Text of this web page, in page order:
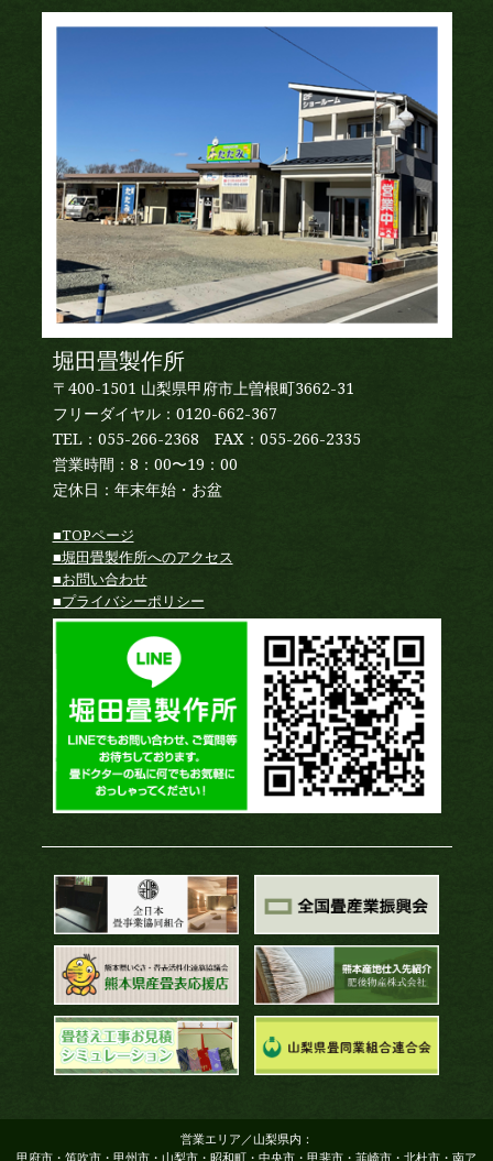
堀田畳製作所
〒400-1501 山梨県甲府市上曽根町3662-31
フリーダイヤル：0120-662-367
TEL：055-266-2368 FAX：055-266-2335
営業時間：8：00〜19：00
定休日：年末年始・お盆
■TOPページ
■堀田畳製作所へのアクセス
■お問い合わせ
■プライバシーポリシー
営業エリア／山梨県内：
甲府市・笛吹市・甲州市・山梨市・昭和町・中央市・甲斐市・韮崎市・北杜市・南ア